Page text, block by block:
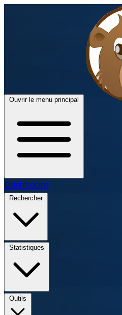
Ouvrir le menu principal
Dashboard
Rechercher
Statistiques
Outils